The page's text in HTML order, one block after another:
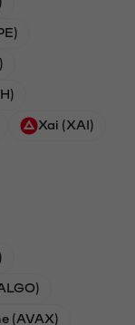
Xai (XAI)
(AVAX)